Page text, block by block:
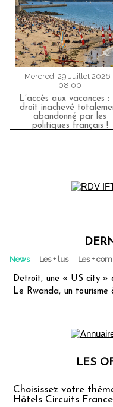
Mercredi 29 Juillet 2026
08:00
L’accès aux vacances :
droit inachevé
abandonné par les
politiques français !
News Les + lus Les +
Detroit, une « US city »
Le Rwanda, un
LES
Choisissez votre
Hôtels Circuits France